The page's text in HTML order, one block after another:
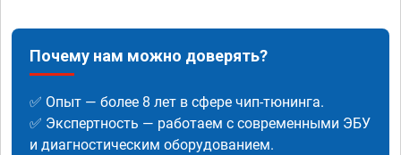
Почему нам можно доверять?
✅ Опыт — более 8 лет в сфере чип-тюнинга.
✅ Экспертность — работаем с современными ЭБУ
и диагностическим оборудованием.